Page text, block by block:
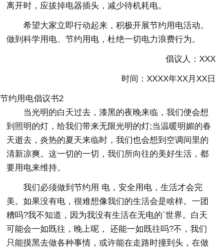
离开时，应拔掉电器插头，减少待机耗电。
希望大家立即行动起来，积极开展节约用电活动。
做到科学用电、节约用电，杜绝一切电力浪费行为。
倡议人：XXX
时间：XXXX年XX月XX日
节约用电倡议书2
当光明的白天过去，漆黑的夜晚来临，我们便会想
到照明的灯，给我们带来无限光明的灯;当温暖明媚的春
天逝去，炎热的夏天来临时，我们也会想到空调间里的
清新凉爽。这一切的一切，我们所向往的美好生活，都
要用电来维持。
我们必须做到节约用 电，安全用电，生活才会完
美。如果没有电，很难想像我们的生活会是啥样。一团
糟吗?我不知道，因为我没有生活在无电的`世界。白天
可能会一如既往，晚上呢， 还能一如既往吗?不，我们
只能摸黑去做各种事情，或许能在走路时撞到头，在做